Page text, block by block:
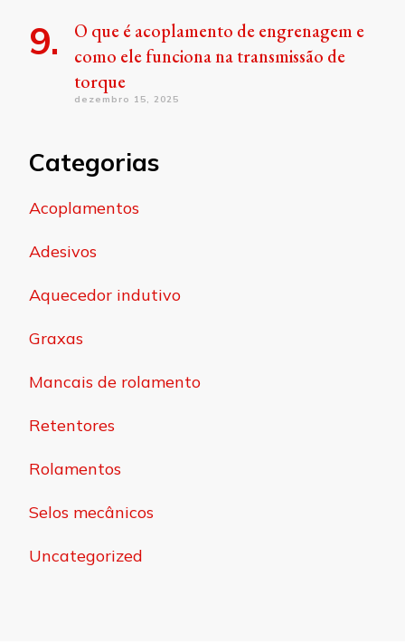
O que é acoplamento de engrenagem e
como ele funciona na transmissão de
torque
dezembro 15, 2025
Categorias
Acoplamentos
Adesivos
Aquecedor indutivo
Graxas
Mancais de rolamento
Retentores
Rolamentos
Selos mecânicos
Uncategorized